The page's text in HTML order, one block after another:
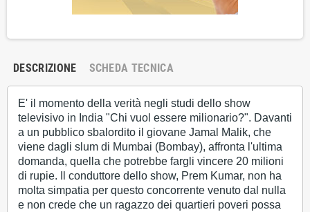
DESCRIZIONE SCHEDA TECNICA
E' il momento della verità negli studi dello show
televisivo in India "Chi vuol essere milionario?". Davanti
a un pubblico sbalordito il giovane Jamal Malik, che
viene dagli slum di Mumbai (Bombay), affronta l'ultima
domanda, quella che potrebbe fargli vincere 20 milioni
di rupie. Il conduttore dello show, Prem Kumar, non ha
molta simpatia per questo concorrente venuto dal nulla
e non crede che un ragazzo dei quartieri poveri possa